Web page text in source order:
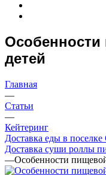
Особенности
детей
Главная
—
Статьи
—
Кейтеринг
Доставка еды в
Доставка суши роллы
—Особенности